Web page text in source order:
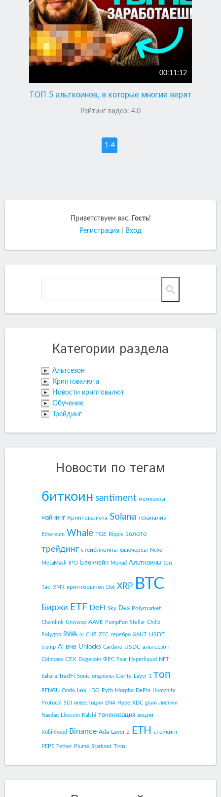
00:11:12
ТОП 5 альткоинов, в которые многие верят
Рейтинг видео: 4.0
1-4
Приветствуем вас, Гость!
Регистрация
Вход
Категории раздела
Альтсезон
Криптовалюта
Новости криптовалют
Обучение
Трейдинг
Новости по тегам
биткоин santiment мемкоины
майнинг Криптовалюта Solana теханализ
Ethereum Whale TGE Ripple золото
трейдинг стейблкоины фьючерсы Nexo
MetaMask IPO Блокчейн Monad Альткоины ton
Tao XMR крипторынок Dot XRP BTC
Биржи ETF DeFi Sky Dex Polymarket
Chainlink Uniswap AAVE PumpFun Stellar Chiliz
Polygon RWA oi CHZ ZEC серебро XAUT USDT
trump Ai BNB Unlocks Cardano USDC альтсезон
Coinbase CEX Dogecoin ФРС Fear Hyperliquid NFT
Sahara TradFi Sonic опционы Clarity Layer 1 топ
PENGU Ondo link LDO Pyth Morpho DePin Humanity
Protocol SUI инвестиции ENA Hype XDC gram листинг
Nasdaq Litecoin Kalshi токенизация акции
Robinhood Binance Ada Layer 2 ETH стейкинг
PEPE Tether Plume Starknet Tron